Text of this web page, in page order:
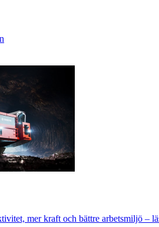
mer kraft och bättre arbetsmiljö –